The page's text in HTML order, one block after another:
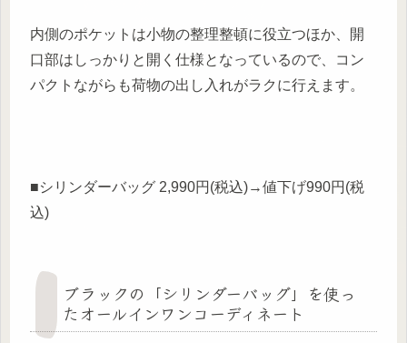
内側のポケットは小物の整理整頓に役立つほか、開
口部はしっかりと開く仕様となっているので、コン
パクトながらも荷物の出し入れがラクに行えます。
■シリンダーバッグ 2,990円(税込)→値下げ990円(税
込)
ブラックの「シリンダーバッグ」を使っ
たオールインワンコーディネート